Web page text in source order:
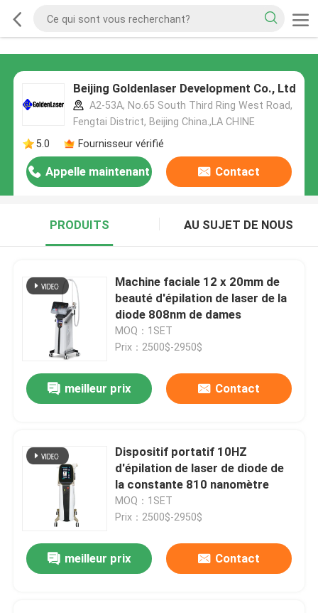
Beijing Goldenlaser Development Co., Ltd
A2-53A, No.65 South Third Ring West Road,
Fengtai District, Beijing China.,LA CHINE
5.0
Fournisseur vérifié
Appelle maintenant Contact
PRODUITS AU SUJET DE NOUS
Machine faciale 12 x 20mm de
beauté d'épilation de laser de la
diode 808nm de dames
MOQ：1SET
Prix：2500$-2950$
meilleur prix Contact
Dispositif portatif 10HZ
d'épilation de laser de diode de
la constante 810 nanomètre
MOQ：1SET
Prix：2500$-2950$
meilleur prix Contact